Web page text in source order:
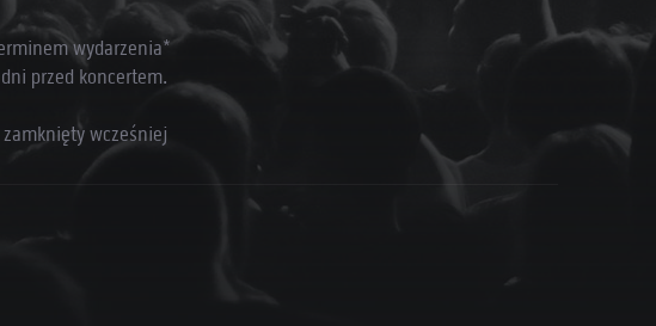
wydarzenia*
przed koncertem.
wcześniej